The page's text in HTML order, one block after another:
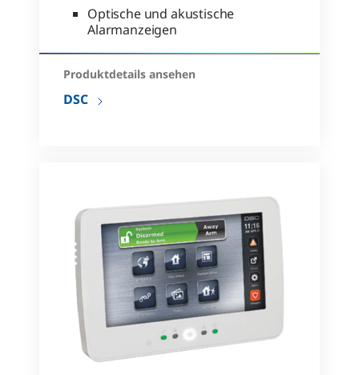
Optische und akustische
Alarmanzeigen
Produktdetails ansehen
DSC